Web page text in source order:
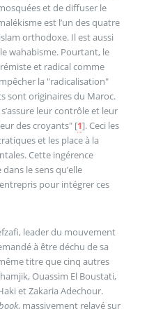
et de diffuser le
est l’un des quatre
orthodoxe. Il est aussi
wahabisme. Pourtant, le
et radical comme
la "radicalisation"
sont originaires du Maroc.
leur contrôle et leur
des croyants"[1]. Ceci les
et les place à la
Cette ingérence
le sens qu’elle
pour intégrer ces
leader du mouvement
à être déchu de sa
titre que cinq autres
Ouassim El Boustati,
et Zakaria Adechour.
, massivement relayé sur